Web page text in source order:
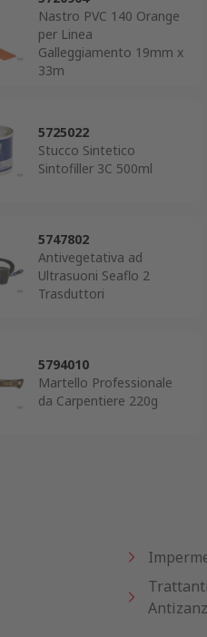
Nastro PVC 140 Orange
per Linea
Galleggiamento 19mm x
33m
5725022
Stucco Sintetico
Sintofiller 3C 500ml
5747802
Antivegetativa ad
Ultrasuoni Seaflo 2
Trasduttori
5794010
Martello Professionale
da Carpentiere 220g